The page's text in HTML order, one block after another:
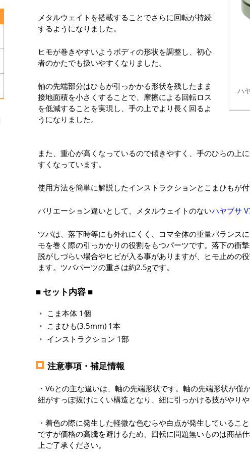
ハ
メタルウェイトを搭載することでさらに回転が持続
するようになりました。
ヒモが巻きやすいようボディの形状を調整し、初心
者のかたでも扱いやすくなりました。
軸の先端部分はひもが引っかかる形状を残したまま
接地面積を小さくすることで、摩擦による回転ロス
を低減することを実現し、手の上でより長く回るよ
うになりました。
また、重心が高くなっているので傾きやすく、手のひらの上
すくなっています。
使用方法を簡単に解説したインストラクションとこまひもが付
バリエーション違いとして、メタルウェイトのないハヤブサ
ツバは、落下時等にも外れにくく、コマ全体の重量バランス
モを巻く際の引っかかりの役割をもつパーツです。落下の衝
脱がしづらい場合やヒビが入る事がありますが、ヒモ止めの
ます。ツバパーツの重さは約2.5gです。
■ セット内容 ■
こま本体 1個
こまひも(3.5mm) 1本
インストラクション 1部
注意事項・補足情報
・V6との主な違いは、軸の先端形状です。軸の先端形状が僅
紐がすっぽ抜けにくい構造となり、紐に引っかける技がやりや
・着色の際に発生した軽微な色むらや白点が発生しているこ
ですが価格の高騰を避けるため、回転に問題無いものは商品
上ご了承ください。